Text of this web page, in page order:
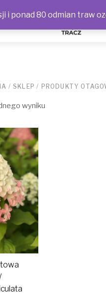
/SKLEP / PRODUKTY
wyniku
ponad 80 odmian traw